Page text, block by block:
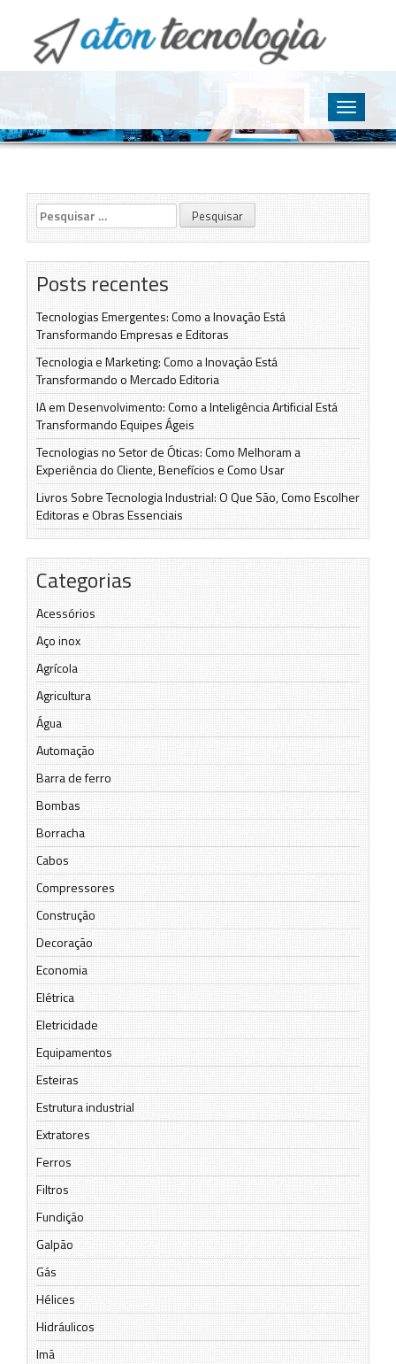
O point da Tecnologia
Toggle
Pesquisar
por:
Posts recentes
Tecnologias Emergentes: Como a Inovação Está
Transformando Empresas e Editoras
Tecnologia e Marketing: Como a Inovação Está
Transformando o Mercado Editoria
IA em Desenvolvimento: Como a Inteligência Artificial Está
Transformando Equipes Ágeis
Tecnologias no Setor de Óticas: Como Melhoram a
Experiência do Cliente, Benefícios e Como Usar
Livros Sobre Tecnologia Industrial: O Que São, Como Escolher
Editoras e Obras Essenciais
Categorias
Acessórios
Aço inox
Agrícola
Agricultura
Água
Automação
Barra de ferro
Bombas
Borracha
Cabos
Compressores
Construção
Decoração
Economia
Elétrica
Eletricidade
Equipamentos
Esteiras
Estrutura industrial
Extratores
Ferros
Filtros
Fundição
Galpão
Gás
Hélices
Hidráulicos
Imã